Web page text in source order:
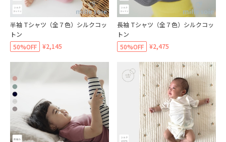
半袖 Tシャツ（全７色）シルクコッ
トン
50%OFF
¥2,145
長袖 Tシャツ（全７色）シルクコッ
トン
50%OFF
¥2,475